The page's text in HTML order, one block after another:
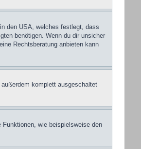
den USA, welches festlegt, dass
benötigen. Wenn du dir unsicher
Rechtsberatung anbieten kann
komplett ausgeschaltet
wie beispielsweise den